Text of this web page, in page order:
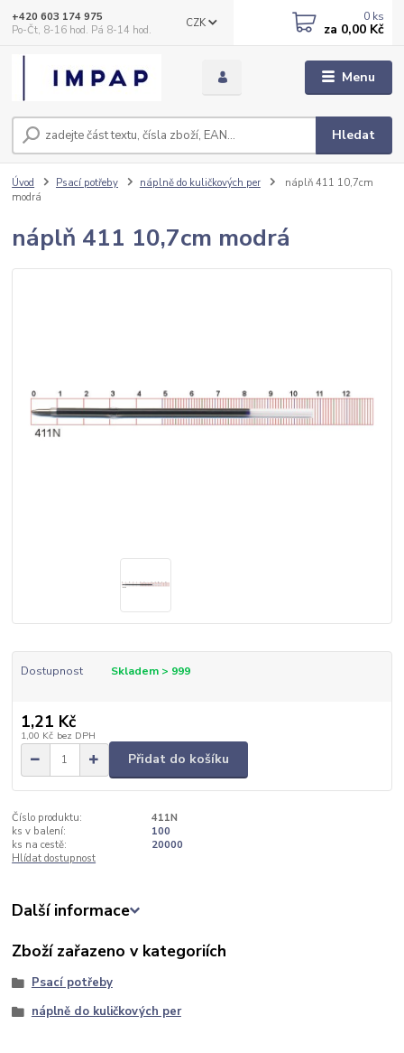
Menu
CZK
Hledat
+420 603 174 975
Po-Čt, 8-16 hod. Pá 8-14 hod.
0 ks
za 0,00 Kč
Úvod Psací potřeby náplně do kuličkových per
náplň 411 10,7cm
modrá
náplň 411 10,7cm modrá
Dostupnost Skladem > 999
1,21 Kč
1,00 Kč bez DPH
Přidat do košíku
Číslo produktu:
411N
ks v balení:
100
ks na cestě:
20000
Hlídat dostupnost
Další informace
Zboží zařazeno v kategoriích
Psací potřeby
náplně do kuličkových per